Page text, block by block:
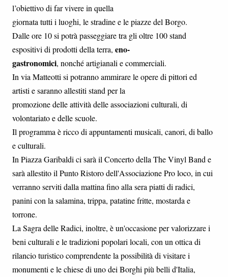
l’obiettivo di far vivere in quella
giornata tutti i luoghi, le stradine e le piazze del Borgo.
Dalle ore 10 si potrà passeggiare tra gli oltre 100 stand
espositivi di prodotti della terra, eno-
gastronomici, nonché artigianali e commerciali.
In via Matteotti si potranno ammirare le opere di pittori ed
artisti e saranno allestiti stand per la
promozione delle attività delle associazioni culturali, di
volontariato e delle scuole.
Il programma è ricco di appuntamenti musicali, canori, di ballo
e culturali.
In Piazza Garibaldi ci sarà il Concerto della The Vinyl Band e
sarà allestito il Punto Ristoro dell'Associazione Pro loco, in cui
verranno serviti dalla mattina fino alla sera piatti di radici,
panini con la salamina, trippa, patatine fritte, mostarda e
torrone.
La Sagra delle Radici, inoltre, è un'occasione per valorizzare i
beni culturali e le tradizioni popolari locali, con un ottica di
rilancio turistico comprendente la possibilità di visitare i
monumenti e le chiese di uno dei Borghi più belli d'Italia,